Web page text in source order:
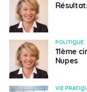
POLITIQUE
11ème
Nupes
VIE